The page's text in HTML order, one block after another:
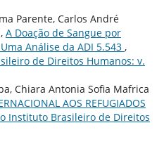
Parente, Carlos André
A Doação de Sangue por
Análise da ADI 5.543 ,
de Direitos Humanos: v.
Chiara Antonia Sofia Mafrica
AOS REFUGIADOS
Instituto Brasileiro de Direitos